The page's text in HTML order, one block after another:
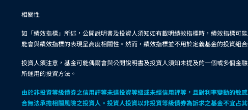
相關性
如「績效指標」所述，公開說明書及投資人須知如有載明績效指標時，績效指標可
能會與績效指標的表現呈高度相關性。然而，績效指標並不用於定義基金的投資組
投資人須注意，基金可能偶爾會與公開說明書及投資人須知未提及的一個或多個金
所運用的投資方法。
由於非投資等級債券之信用評等未達投資等級或未經信用評等，且對利率變動的
合無法承擔相關風險之投資人。投資人投資以非投資等級債券為訴求之基金不宜占